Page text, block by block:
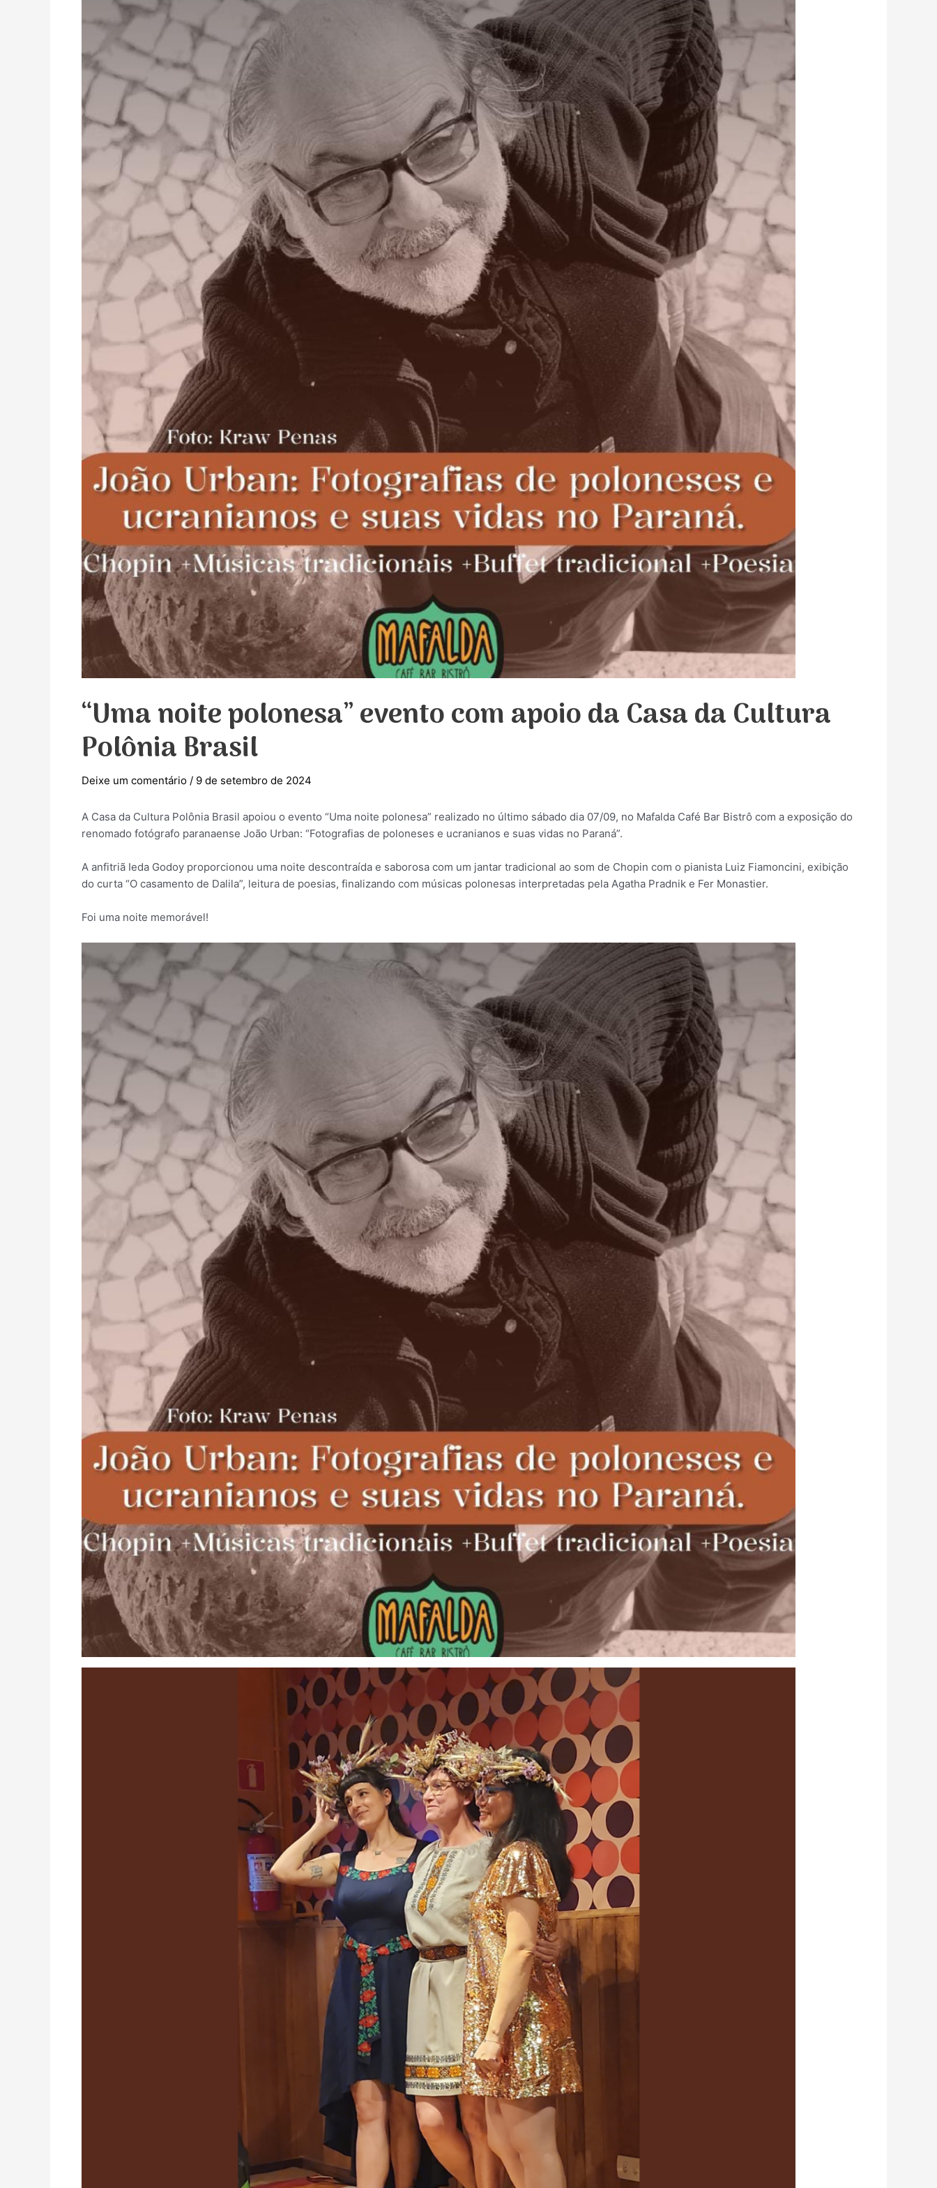
“Uma noite polonesa” evento com apoio da Casa da Cultura
Polônia Brasil
Deixe um comentário / 9 de setembro de 2024
A Casa da Cultura Polônia Brasil apoiou o evento “Uma noite polonesa” realizado no último sábado dia 07/09, no Mafalda Café Bar Bistrô com a exposição do
renomado fotógrafo paranaense João Urban: “Fotografias de poloneses e ucranianos e suas vidas no Paraná”.
A anfitriã Ieda Godoy proporcionou uma noite descontraída e saborosa com um jantar tradicional ao som de Chopin com o pianista Luiz Fiamoncini, exibição
do curta “O casamento de Dalila”, leitura de poesias, finalizando com músicas polonesas interpretadas pela Agatha Pradnik e Fer Monastier.
Foi uma noite memorável!